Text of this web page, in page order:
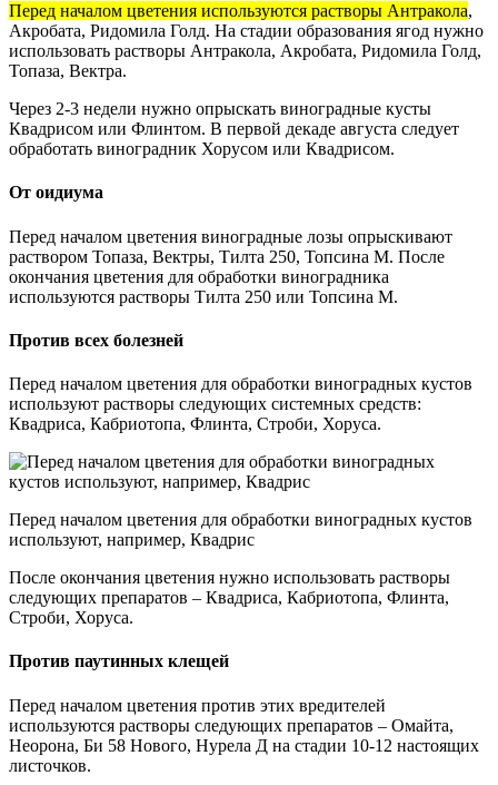
Перед началом цветения используются растворы Антракола,
Акробата, Ридомила Голд. На стадии образования ягод нужно
использовать растворы Антракола, Акробата, Ридомила Голд,
Топаза, Вектра.
Через 2-3 недели нужно опрыскать виноградные кусты
Квадрисом или Флинтом. В первой декаде августа следует
обработать виноградник Хорусом или Квадрисом.
От оидиума
Перед началом цветения виноградные лозы опрыскивают
раствором Топаза, Вектры, Тилта 250, Топсина М. После
окончания цветения для обработки виноградника
используются растворы Тилта 250 или Топсина М.
Против всех болезней
Перед началом цветения для обработки виноградных кустов
используют растворы следующих системных средств:
Квадриса, Кабриотопа, Флинта, Строби, Хоруса.
Перед началом цветения для обработки виноградных кустов
используют, например, Квадрис
После окончания цветения нужно использовать растворы
следующих препаратов – Квадриса, Кабриотопа, Флинта,
Строби, Хоруса.
Против паутинных клещей
Перед началом цветения против этих вредителей
используются растворы следующих препаратов – Омайта,
Неорона, Би 58 Нового, Нурела Д на стадии 10-12 настоящих
листочков.